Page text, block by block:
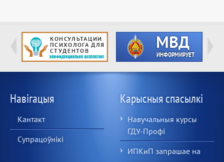
Навігацыя
Кантакт
Супрацоўнікі
Карысныя спасылкі
Навучальныя курсы
ГДУ-Профі
ИПКиП запрашае на